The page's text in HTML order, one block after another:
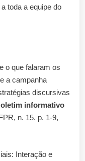
toda a equipe do
o que falaram os
a campanha
discursivas
informativo
n. 15. p. 1-9,
Interação e